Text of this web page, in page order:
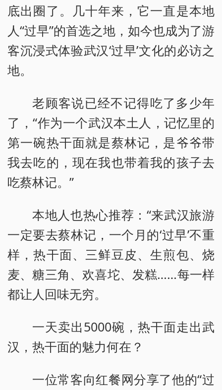
底出圈了。几十年来，它一直是本地
人“过早”的首选之地，如今也成为了游
客沉浸式体验武汉‘过早’文化的必访之
地。
老顾客说已经不记得吃了多少年
了，“作为一个武汉本土人，记忆里的
第一碗热干面就是蔡林记，是爷爷带
我去吃的，现在我也带着我的孩子去
吃蔡林记。”
本地人也热心推荐：“来武汉旅游
一定要去蔡林记，一个月的‘过早’不重
样，热干面、三鲜豆皮、生煎包、烧
麦、糖三角、欢喜坨、发糕……每一样
都让人回味无穷。
一天卖出5000碗，热干面走出武
汉，热干面的魅力何在？
一位常客向红餐网分享了他的“过